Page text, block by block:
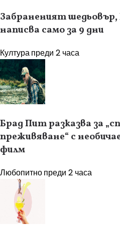
Забраненият
написва само за 9 дни
Културапреди 2 часа
Брад Пит разказва за
преживяване“ с
филм
Любопитнопреди 2 часа